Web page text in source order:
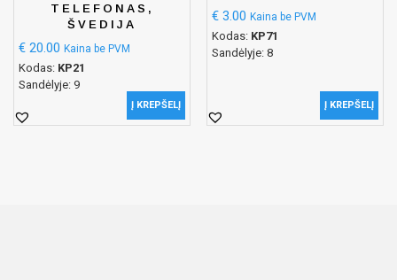
TELEFONAS,
ŠVEDIJA
€ 20.00 Kaina be PVM
Kodas: KP21
Sandėlyje: 9
Į KREPŠELĮ
€ 3.00 Kaina be PVM
Kodas: KP71
Sandėlyje: 8
Į KREPŠELĮ